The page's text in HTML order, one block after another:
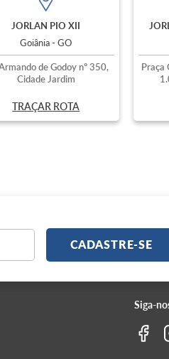
JORLAN PIO XII
Goiânia - GO
de Godoy nº 350,
Cidade Jardim
TRAÇAR ROTA
Praça
CADASTRE-SE
Siga-